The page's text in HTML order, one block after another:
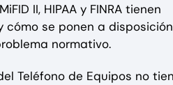
II, HIPAA y FINRA tienen
se ponen a disposición
normativo.
Teléfono de Equipos no